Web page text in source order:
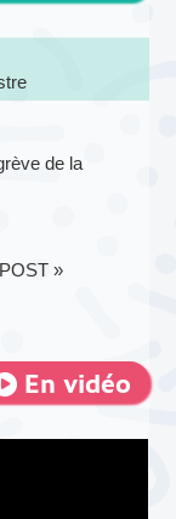
de la
»
En vidéo